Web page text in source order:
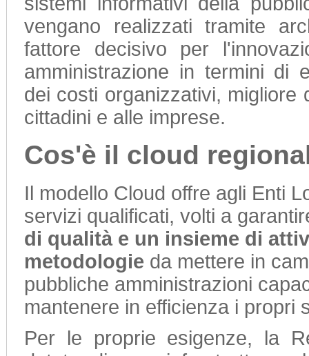
vengano realizzati tramite
fattore decisivo per
amministrazione in termini di
dei costi organizzativi, migliore
cittadini e alle imprese.
Cos'è il cloud
Il modello Cloud offre agli Enti
servizi qualificati, volti a
di qualità e un insieme di
metodologie da mettere in
pubbliche amministrazioni
mantenere in efficienza i propri
Per le proprie esigenze, la